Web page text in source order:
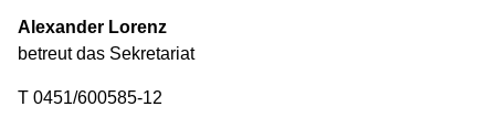
Alexander Lorenz
betreut das Sekretariat
T 0451/600585-12